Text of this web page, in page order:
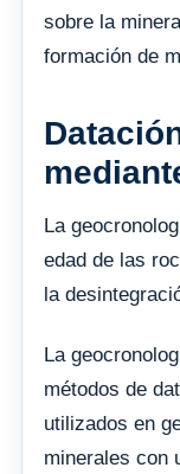
sobre la
formación de
La
edad de las
la
La
métodos de
utilizados en
minerales con